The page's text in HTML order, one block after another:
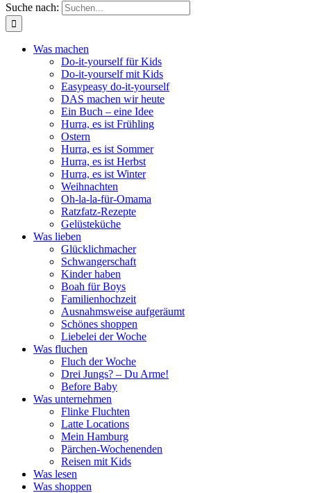
Suche nach:
Was machen
Do-it-yourself für Kids
Do-it-yourself mit Kids
Easypeasy do-it-yourself
DAS machen wir heute
Ein Buch – eine Idee
Hurra, es ist Frühling
Ostern
Hurra, es ist Sommer
Hurra, es ist Herbst
Hurra, es ist Winter
Weihnachten
Oh-la-la-für-Omama
Ratzfatz-Rezepte
Gelüsteküche
Was lieben
Glücklichmacher
Schwangerschaft
Kinder haben
Boah für Boys
Familienhochzeit
Ausnahmsweise aufgeräumt
Schönes shoppen
Liebelei der Woche
Was fluchen
Fluch der Woche
Drei Jungs? – Du Arme!
Before Baby
Was unternehmen
Flinke Fluchten
Latte Locations
Mein Hamburg
Pärchen-Wochenenden
Reisen mit Kids
Was lesen
Was shoppen